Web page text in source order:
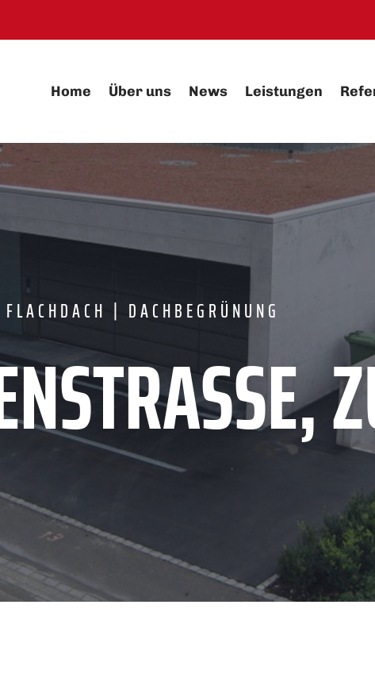
Home Über uns News Leistungen
FLACHDACH | DACHBEGRÜNUNG